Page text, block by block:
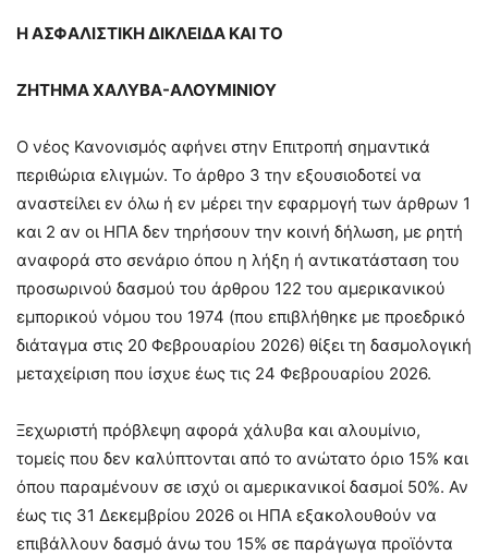
Η ΑΣΦΑΛΙΣΤΙΚΗ ΔΙΚΛΕΙΔΑ ΚΑΙ ΤΟ
ΖΗΤΗΜΑ ΧΑΛΥΒΑ-ΑΛΟΥΜΙΝΙΟΥ
Ο νέος Κανονισμός αφήνει στην Επιτροπή σημαντικά
περιθώρια ελιγμών. Το άρθρο 3 την εξουσιοδοτεί να
αναστείλει εν όλω ή εν μέρει την εφαρμογή των άρθρων 1
και 2 αν οι ΗΠΑ δεν τηρήσουν την κοινή δήλωση, με ρητή
αναφορά στο σενάριο όπου η λήξη ή αντικατάσταση του
προσωρινού δασμού του άρθρου 122 του αμερικανικού
εμπορικού νόμου του 1974 (που επιβλήθηκε με προεδρικό
διάταγμα στις 20 Φεβρουαρίου 2026) θίξει τη δασμολογική
μεταχείριση που ίσχυε έως τις 24 Φεβρουαρίου 2026.
Ξεχωριστή πρόβλεψη αφορά χάλυβα και αλουμίνιο,
τομείς που δεν καλύπτονται από το ανώτατο όριο 15% και
όπου παραμένουν σε ισχύ οι αμερικανικοί δασμοί 50%. Αν
έως τις 31 Δεκεμβρίου 2026 οι ΗΠΑ εξακολουθούν να
επιβάλλουν δασμό άνω του 15% σε παράγωγα προϊόντα